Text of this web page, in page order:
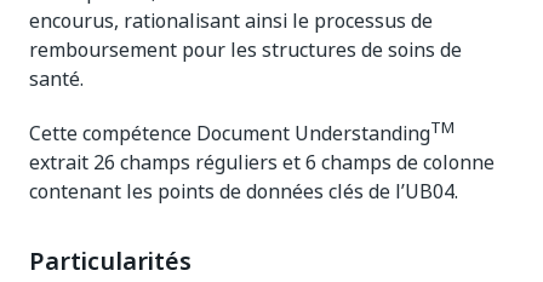
encourus, rationalisant ainsi le processus de
remboursement pour les structures de soins de
santé.
Cette compétence Document UnderstandingTM
extrait 26 champs réguliers et 6 champs de colonne
contenant les points de données clés de l’UB04.
Particularités